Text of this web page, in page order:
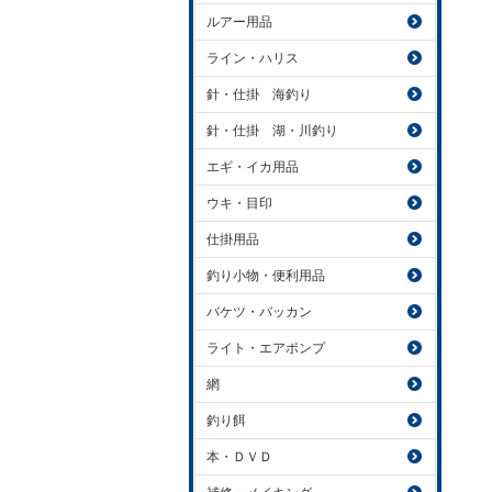
ルアー用品
ライン・ハリス
針・仕掛 海釣り
針・仕掛 湖・川釣り
エギ・イカ用品
ウキ・目印
仕掛用品
釣り小物・便利用品
バケツ・バッカン
ライト・エアポンプ
網
釣り餌
本・ＤＶＤ